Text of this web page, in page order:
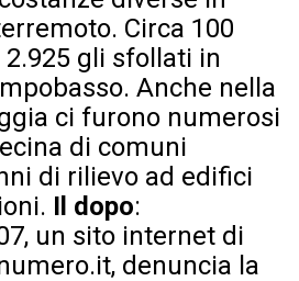
Circa 100
gli sfollati in
Anche nella
ci furono numerosi
di comuni
di rilievo ad edifici
Il dopo:
un sito internet di
denuncia la